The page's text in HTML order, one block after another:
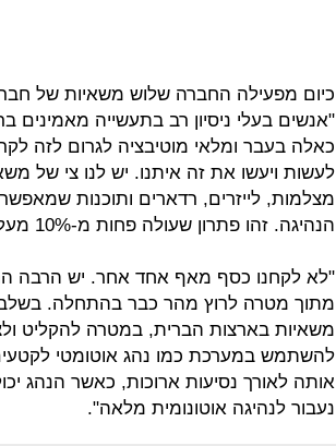
כיום מפעילה החברה שלוש משאיות של
"אנשים בעלי ניסיון רב בתעשייה מאמינים
כאלה בעבר ומלאי מוטיבציה לגרום לזה
לעשות ויעשו את זה איתנו. יש לנו צי של
מצלמות, לייזרים, רדארים ותוכנות
הנהיגה. זהו פתרון שעולה פחות מ-10% מעלות המשאית.
"לא לקחנו כסף מאף אחד אחר. יש הרבה
מתוך מטרה לרוץ מהר כבר בהתחלה. בשלב
משאיות בארצות הברית, במטרה להקליט
להשתמש במערכת כמו נהג אוטומטי
אותה לאורך נסיעות ארוכות, כאשר הנהג
נעבור לנהיגה אוטונומית מלאה".